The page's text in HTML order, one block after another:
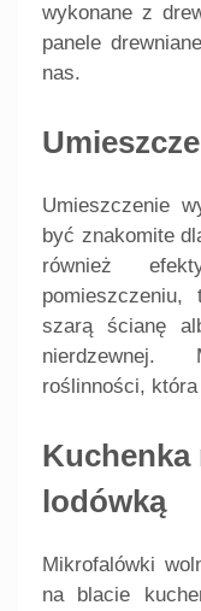
wykonane z
panele
nas.
Umieszczenie
być znakomite
również
szarą ścianę
nierdzewnej.
roślinności,
Kuchenka
lodówką
Mikrofalówki
na blacie